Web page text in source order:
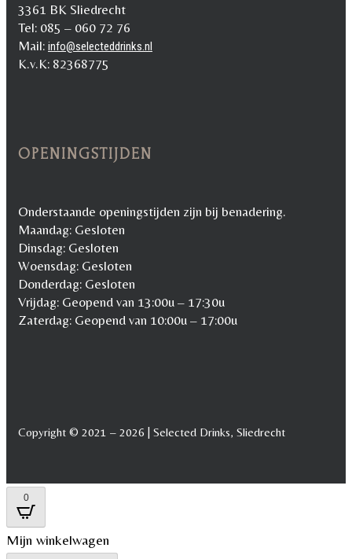
3361 BK Sliedrecht
Tel: 085 – 060 72 76
Mail: info@selecteddrinks.nl
K.v.K: 82368775
OPENINGSTIJDEN
Onderstaande openingstijden zijn bij benadering.
Maandag: Gesloten
Dinsdag: Gesloten
Woensdag: Gesloten
Donderdag: Gesloten
Vrijdag: Geopend van 13:00u – 17:30u
Zaterdag: Geopend van 10:00u – 17:00u
Copyright © 2021 – 2026 | Selected Drinks, Sliedrecht
0
Mijn winkelwagen